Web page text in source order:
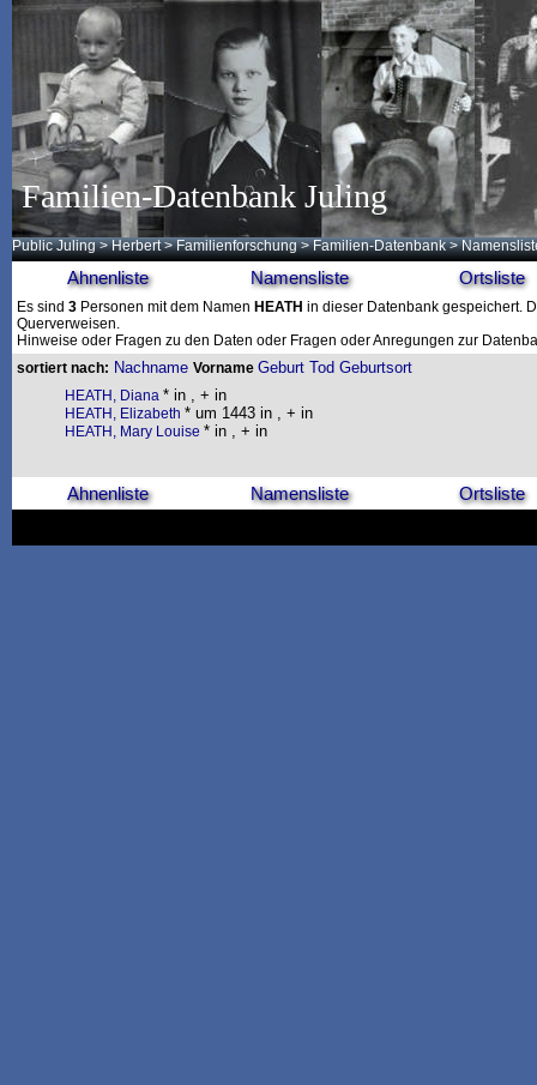
Familien-Datenbank Juling
Public Juling >Herbert >Familienforschung >Familien-Datenbank >
Ahnenliste Namensliste Ortsliste
Es sind 3 Personen mit dem Namen HEATH in dieser Datenbank gespeichert.
Querverweisen.
Hinweise oder Fragen zu den Daten oder Fragen oder Anregungen zur
sortiert nach: Nachname Vorname Geburt Tod Geburtsort
HEATH, Diana * in , + in
HEATH, Elizabeth * um 1443 in , + in
HEATH, Mary Louise * in , + in
Ahnenliste Namensliste Ortsliste